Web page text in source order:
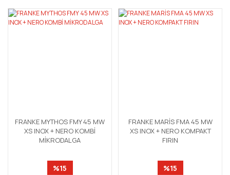
FRANKE MYTHOS FMY 45 MW
XS INOX + NERO KOMBİ
MİKRODALGA
%15
FRANKE MARİS FMA 45 MW
XS INOX + NERO KOMPAKT
FIRIN
%15